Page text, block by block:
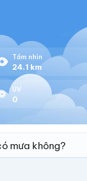
Tầm nhìn
24.1 km
UV
0
mưa không?